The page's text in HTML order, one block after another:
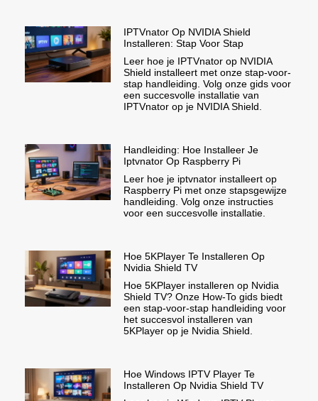
IPTVnator Op NVIDIA Shield
Installeren: Stap Voor Stap
Leer hoe je IPTVnator op NVIDIA
Shield installeert met onze stap-voor-
stap handleiding. Volg onze gids voor
een succesvolle installatie van
IPTVnator op je NVIDIA Shield.
Handleiding: Hoe Installeer Je
Iptvnator Op Raspberry Pi
Leer hoe je iptvnator installeert op
Raspberry Pi met onze stapsgewijze
handleiding. Volg onze instructies
voor een succesvolle installatie.
Hoe 5KPlayer Te Installeren Op
Nvidia Shield TV
Hoe 5KPlayer installeren op Nvidia
Shield TV? Onze How-To gids biedt
een stap-voor-stap handleiding voor
het succesvol installeren van
5KPlayer op je Nvidia Shield.
Hoe Windows IPTV Player Te
Installeren Op Nvidia Shield TV